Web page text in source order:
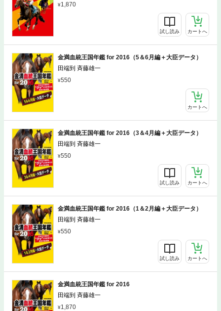
1,870
試し読み カートへ
金満血統王国年鑑 for 2016（5＆6月編＋大臣データ）
田端到 斉藤雄一
550
カートへ
金満血統王国年鑑 for 2016（3＆4月編＋大臣データ）
田端到 斉藤雄一
550
試し読み カートへ
金満血統王国年鑑 for 2016（1＆2月編＋大臣データ）
田端到 斉藤雄一
550
試し読み カートへ
金満血統王国年鑑 for 2016
田端到 斉藤雄一
1,870